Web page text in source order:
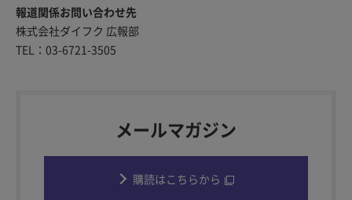
報道関係お問い合わせ先
株式会社ダイフク 広報部
TEL：03-6721-3505
メールマガジン
購読はこちらから